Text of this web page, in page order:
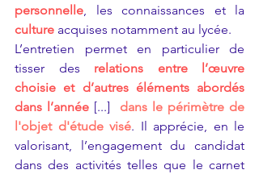
personnelle, les connaissances et la
culture acquises notamment au lycée.
L’entretien permet en particulier de
tisser des
relations entre l’œuvre
choisie et d’autres éléments abordés
dans l’année [...] dans le périmètre de
l'objet d'étude visé. Il apprécie, en le
valorisant, l’engagement du candidat
dans des activités telles que le carnet